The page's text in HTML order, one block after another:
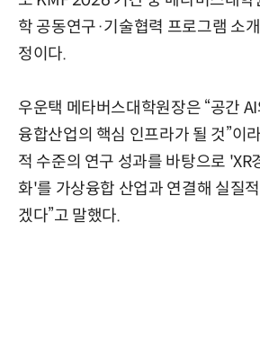
학 공동연구·기술협력 프로그램 소
정이다.
우운택 메타버스대학원장은 “공간
융합산업의 핵심 인프라가 될 것”이
적 수준의 연구 성과를 바탕으로 'XR
화'를 가상융합 산업과 연결해 실질
겠다”고 말했다.